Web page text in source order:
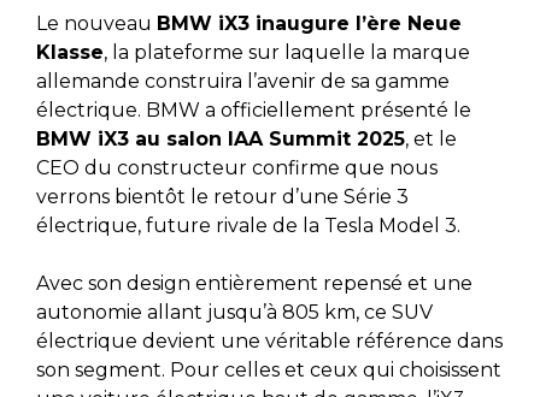
Le nouveau BMW iX3 inaugure l’ère Neue
Klasse, la plateforme sur laquelle la marque
allemande construira l’avenir de sa gamme
électrique. BMW a officiellement présenté le
BMW iX3 au salon IAA Summit 2025, et le
CEO du constructeur confirme que nous
verrons bientôt le retour d’une Série 3
électrique, future rivale de la Tesla Model 3.
Avec son design entièrement repensé et une
autonomie allant jusqu’à 805 km, ce SUV
électrique devient une véritable référence dans
son segment. Pour celles et ceux qui choisissent